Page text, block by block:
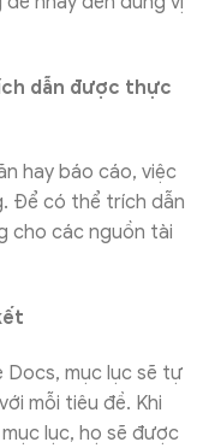
dẫn được thực
hay báo cáo, việc
Để có thể trích dẫn
cho các nguồn tài
mục lục sẽ tự
mỗi tiêu đề. Khi
lục, họ sẽ được